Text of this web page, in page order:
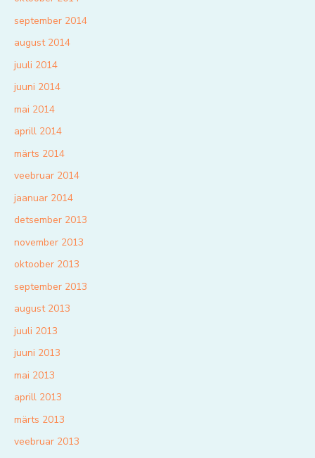
september 2014
august 2014
juuli 2014
juuni 2014
mai 2014
aprill 2014
märts 2014
veebruar 2014
jaanuar 2014
detsember 2013
november 2013
oktoober 2013
september 2013
august 2013
juuli 2013
juuni 2013
mai 2013
aprill 2013
märts 2013
veebruar 2013